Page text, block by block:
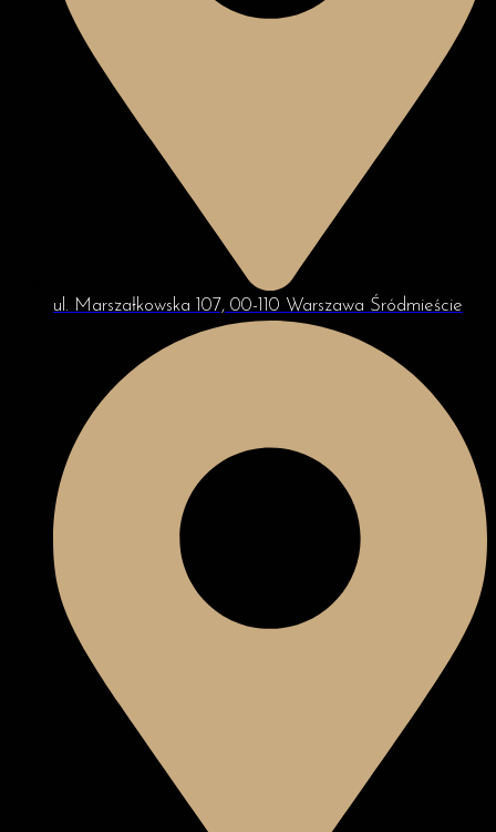
ul. Marszałkowska 107, 00-110 Warszawa Śródmieście